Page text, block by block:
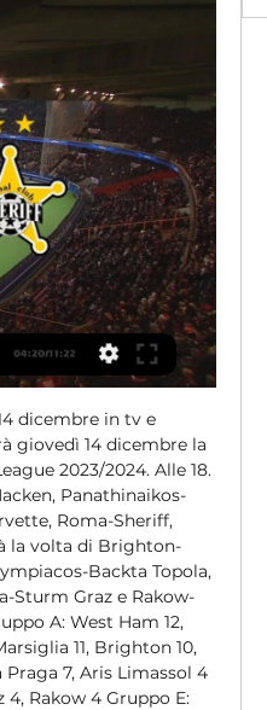
dicembre in tv e
giovedì 14 dicembre la
2023/2024. Alle 18.
Panathinaikos-
Roma-Sheriff,
la volta di Brighton-
Backta Topola,
Sturm Graz e Rakow-
A: West Ham 12,
11, Brighton 10,
Praga 7, Aris Limassol 4
4, Rakow 4 Gruppo E: